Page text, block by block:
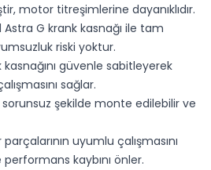
motor titreşimlerine dayanıklıdır.
Astra G krank kasnağı ile tam
riski yoktur.
kasnağını güvenle sabitleyerek
sağlar.
sorunsuz şekilde monte edilebilir ve
uyumlu çalışmasını
kaybını önler.